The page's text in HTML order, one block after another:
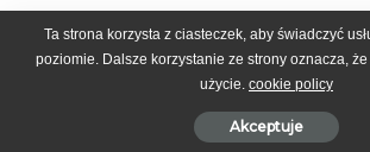
Dołącz do zespołu Kontakt
© 2025 Czasostrefa by Goobrand
Ta strona korzysta z ciasteczek, aby świadczyć
poziomie. Dalsze korzystanie ze strony oznacza,
użycie. cookie policy
Akceptuje